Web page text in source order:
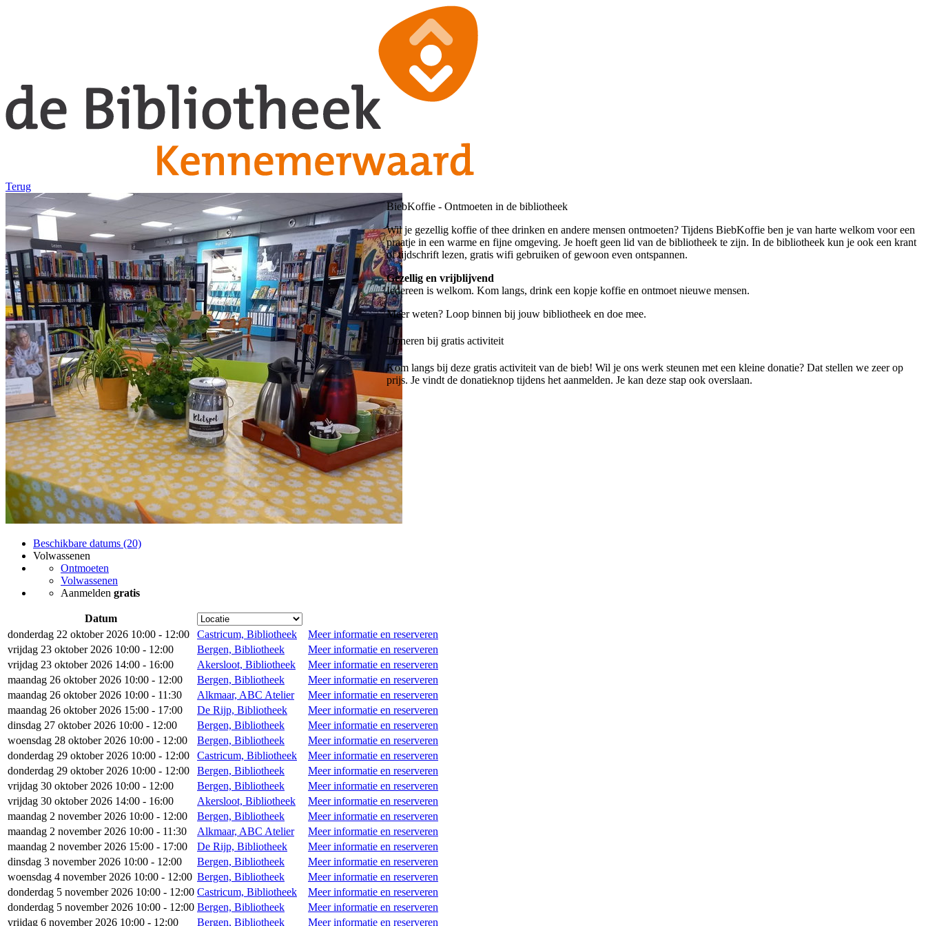
Terug
Beschikbare datums (20)
Volwassenen
Ontmoeten
Volwassenen
Aanmelden gratis
BiebKoffie - Ontmoeten in de bibliotheek
Wil je gezellig koffie of thee drinken en andere mensen ontmoeten? Tijdens BiebKoffie ben je van harte welkom voor een
praatje in een warme en fijne omgeving. Je hoeft geen lid van de bibliotheek te zijn. In de bibliotheek kun je ook een krant
of tijdschrift lezen, gratis wifi gebruiken of gewoon even ontspannen.
Gezellig en vrijblijvend
Iedereen is welkom. Kom langs, drink een kopje koffie en ontmoet nieuwe mensen.
Meer weten? Loop binnen bij jouw bibliotheek en doe mee.
Doneren bij gratis activiteit
Kom langs bij deze gratis activiteit van de bieb! Wil je ons werk steunen met een kleine donatie? Dat stellen we zeer op
prijs. Je vindt de donatieknop tijdens het aanmelden. Je kan deze stap ook overslaan.
Datum
donderdag 22 oktober 2026 10:00 - 12:00
Castricum, Bibliotheek
Meer informatie en reserveren
vrijdag 23 oktober 2026 10:00 - 12:00
Bergen, Bibliotheek
Meer informatie en reserveren
vrijdag 23 oktober 2026 14:00 - 16:00
Akersloot, Bibliotheek
Meer informatie en reserveren
maandag 26 oktober 2026 10:00 - 12:00
Bergen, Bibliotheek
Meer informatie en reserveren
maandag 26 oktober 2026 10:00 - 11:30
Alkmaar, ABC Atelier
Meer informatie en reserveren
maandag 26 oktober 2026 15:00 - 17:00
De Rijp, Bibliotheek
Meer informatie en reserveren
dinsdag 27 oktober 2026 10:00 - 12:00
Bergen, Bibliotheek
Meer informatie en reserveren
woensdag 28 oktober 2026 10:00 - 12:00
Bergen, Bibliotheek
Meer informatie en reserveren
donderdag 29 oktober 2026 10:00 - 12:00
Castricum, Bibliotheek
Meer informatie en reserveren
donderdag 29 oktober 2026 10:00 - 12:00
Bergen, Bibliotheek
Meer informatie en reserveren
vrijdag 30 oktober 2026 10:00 - 12:00
Bergen, Bibliotheek
Meer informatie en reserveren
vrijdag 30 oktober 2026 14:00 - 16:00
Akersloot, Bibliotheek
Meer informatie en reserveren
maandag 2 november 2026 10:00 - 12:00
Bergen, Bibliotheek
Meer informatie en reserveren
maandag 2 november 2026 10:00 - 11:30
Alkmaar, ABC Atelier
Meer informatie en reserveren
maandag 2 november 2026 15:00 - 17:00
De Rijp, Bibliotheek
Meer informatie en reserveren
dinsdag 3 november 2026 10:00 - 12:00
Bergen, Bibliotheek
Meer informatie en reserveren
woensdag 4 november 2026 10:00 - 12:00 Bergen, Bibliotheek
Meer informatie en reserveren
donderdag 5 november 2026 10:00 - 12:00 Castricum, Bibliotheek
Meer informatie en reserveren
donderdag 5 november 2026 10:00 - 12:00 Bergen, Bibliotheek
Meer informatie en reserveren
vrijdag 6 november 2026 10:00 - 12:00
Bergen, Bibliotheek Meer informatie en reserveren